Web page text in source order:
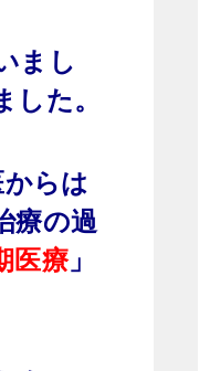
まし
た。
らは
療の過
医療」